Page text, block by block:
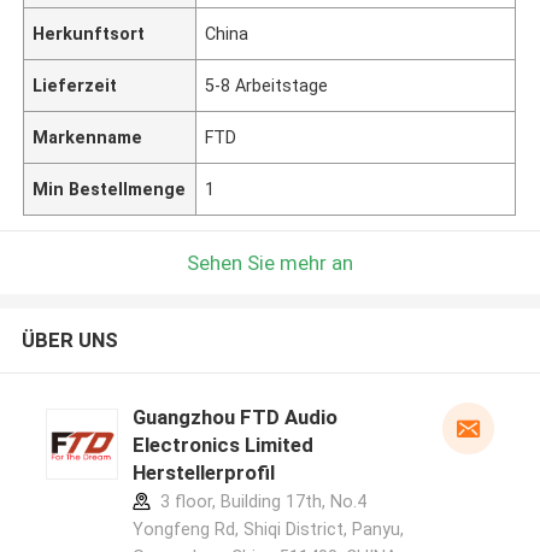
Herkunftsort China
Lieferzeit 5-8 Arbeitstage
Markenname FTD
Min Bestellmenge 1
Sehen Sie mehr an
ÜBER UNS
Guangzhou FTD Audio
Electronics Limited
Herstellerprofil
3 floor, Building 17th, No.4
Yongfeng Rd, Shiqi District, Panyu,